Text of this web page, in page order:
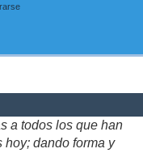
a todos los que han
hoy; dando forma y